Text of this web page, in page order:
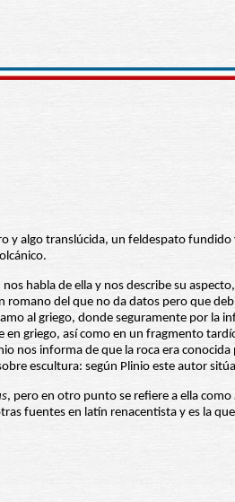
y algo translúcida, un feldespato
habla de ella y nos describe su
romano del que no da datos pero que
al griego, donde seguramente por
griego, así como en un fragmento
nos informa de que la roca era
escultura: según Plinio este autor
, pero en otro punto se refiere a ella como
fuentes en latín renacentista y es la